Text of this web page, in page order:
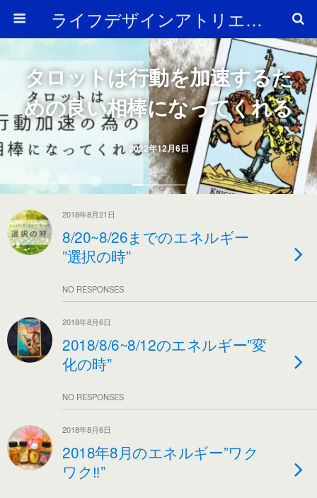
ライフデザインアトリエ Arc en Ciel
2022年12月6日
タロットは行動を加速するた
めの良い相棒になってくれる
2018年8月21日
8/20~8/26までのエネルギー
”選択の時”
NO RESPONSES
2018年8月6日
2018/8/6~8/12のエネルギー”変
化の時”
NO RESPONSES
2018年8月6日
2018年8月のエネルギー”ワク
ワク‼︎”